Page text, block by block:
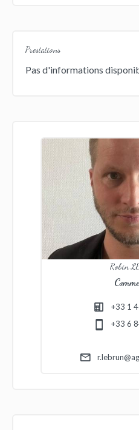
Prestations
Pas d'informations
Robin
+33 1
+33 6